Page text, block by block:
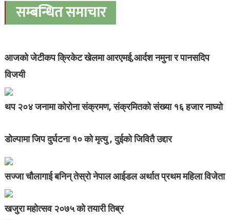
सम्बन्धित समाचार
आजको जेटीकप क्रिकेट खेलमा आरएमई,आर्दश नमुना र पानसदिप
विजयी
थप २०४ जनामा कोरोना संक्रमण, संक्रमितको संख्या १६ हजार नाघ्यो
डोल्पामा जिप दुर्घटना १० को मृत्यु , दुईको जिवितै उद्दार
सज्जा चौलागाई बनिन् तेस्रो नेपाल आईडल अर्थात प्रथम महिला विजेता
खजुरा महोत्सव २०७५ को तयारी तिब्र